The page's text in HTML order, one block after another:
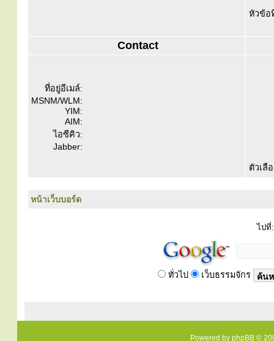
หัวข้อ
Contact
ที่อยู่อีเมล์:
MSNM/WLM:
YIM:
AIM:
ไอซีคิว:
Jabber:
ตัวเลื
หน้าเว็บบอร์ด
ไปที่:
ทั่วไป เว็บธรรมจักร
Powered by phpBB ©